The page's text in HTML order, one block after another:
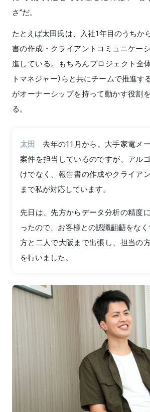
さ”だ。
たとえば太田氏は、入社1年目のうちか
書の作成・クライアントコミュニケー
進している。もちろんプロジェクト全
トマネジャー）らと共にチームで推進す
がオーナーシップを持って動かす役割
る。
太田
去年の11月から、大手家電メ
案件を担当しているのですが、アル
けでなく、報告書の作成やクライア
まで私が対応しています。
先日は、先方からデータ分析の精度
ったので、お客様との認識齟齬をな
方と二人で大阪まで出張し、担当の
を行いました。